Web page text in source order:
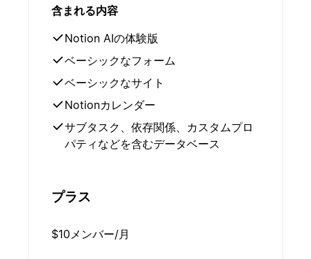
含まれる内容
Notion AIの体験版
ベーシックなフォーム
ベーシックなサイト
Notionカレンダー
サブタスク、依存関係、カスタムプロ
パティなどを含むデータベース
プラス
$10 メンバー/月